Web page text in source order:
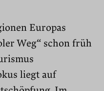
Europas
Weg“ schon früh
liegt auf